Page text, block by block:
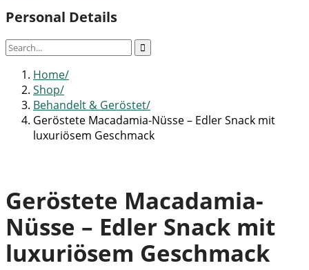
Personal Details
Home
Shop
Behandelt & Geröstet
Geröstete Macadamia-Nüsse – Edler Snack mit
luxuriösem Geschmack
Geröstete Macadamia-
Nüsse – Edler Snack mit
luxuriösem Geschmack